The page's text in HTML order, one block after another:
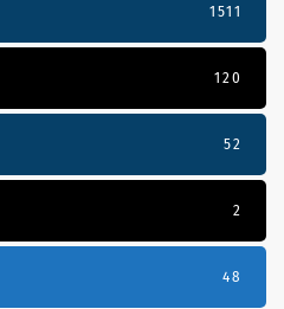
1511
120
52
2
48